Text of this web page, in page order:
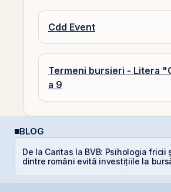
Cdd Event
Termeni bursieri - Litera
a 9
BLOG
De la Caritas la BVB: Psihologia fricii
dintre români evită investițiile la